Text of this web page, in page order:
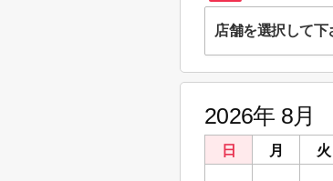
店舗を選択して下
株式会社
株式会社DAIKICHI
埼玉県鴻巣市天神２丁
2026年 8月
日 月 火